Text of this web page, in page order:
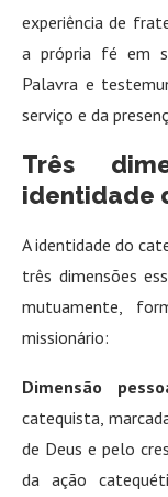
experiência de
a própria fé em
Palavra e
serviço e da
Três
identidade
A identidade do
três dimensões
mutuamente,
missionário:
Dimensão
catequista,
de Deus e pelo
da ação